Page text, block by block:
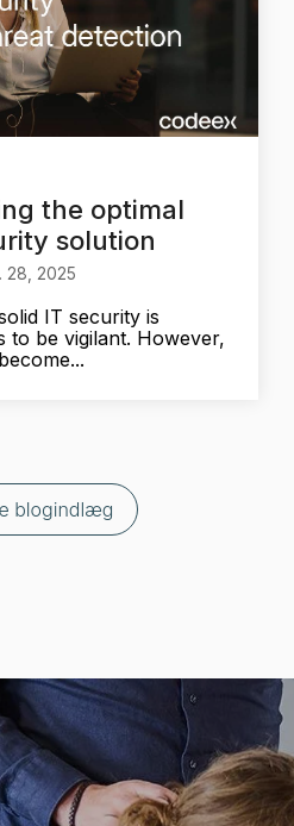
the optimal
solution
28, 2025
IT security is
to be vigilant. However,